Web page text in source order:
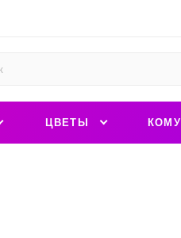
ЦВЕТЫ КОМУ